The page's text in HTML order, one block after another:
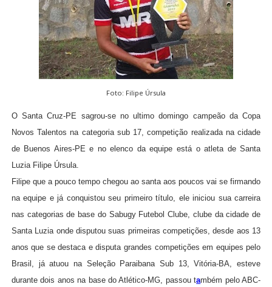
Foto: Filipe Úrsula
O Santa Cruz-PE sagrou-se no ultimo domingo campeão da Copa
Novos Talentos na categoria sub 17, competição realizada na cidade
de Buenos Aires-PE e no elenco da equipe está o atleta de Santa
Luzia Filipe Úrsula.
Filipe que a pouco tempo chegou ao santa aos poucos vai se firmando
na equipe e já conquistou seu primeiro título, ele iniciou sua carreira
nas categorias de base do Sabugy Futebol Clube, clube da cidade de
Santa Luzia onde disputou suas primeiras competições, desde aos 13
anos que se destaca e disputa grandes competições em equipes pelo
Brasil, já atuou na Seleção Paraibana Sub 13, Vitória-BA, esteve
durante dois anos na base do Atlético-MG, passou também pelo ABC-